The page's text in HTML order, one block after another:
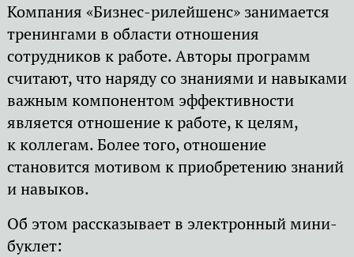
Компания «Бизнес-рилейшенс» занимается
тренингами в области отношения
сотрудников к работе. Авторы программ
считают, что наряду со знаниями и навыками
важным компонентом эффективности
является отношение к работе, к целям,
к коллегам. Более того, отношение
становится мотивом к приобретению знаний
и навыков.
Об этом рассказывает в электронный мини-
буклет: